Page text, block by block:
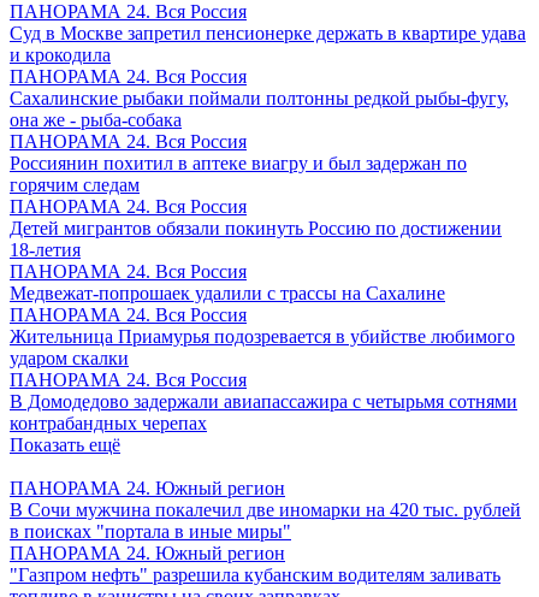
ПАНОРАМА 24. Вся Россия
Суд в Москве запретил пенсионерке держать в квартире удава
и крокодила
ПАНОРАМА 24. Вся Россия
Сахалинские рыбаки поймали полтонны редкой рыбы-фугу,
она же - рыба-собака
ПАНОРАМА 24. Вся Россия
Россиянин похитил в аптеке виагру и был задержан по
горячим следам
ПАНОРАМА 24. Вся Россия
Детей мигрантов обязали покинуть Россию по достижении
18-летия
ПАНОРАМА 24. Вся Россия
Медвежат-попрошаек удалили с трассы на Сахалине
ПАНОРАМА 24. Вся Россия
Жительница Приамурья подозревается в убийстве любимого
ударом скалки
ПАНОРАМА 24. Вся Россия
В Домодедово задержали авиапассажира с четырьмя сотнями
контрабандных черепах
Показать ещё
ПАНОРАМА 24. Южный регион
В Сочи мужчина покалечил две иномарки на 420 тыс. рублей
в поисках "портала в иные миры"
ПАНОРАМА 24. Южный регион
"Газпром нефть" разрешила кубанским водителям заливать